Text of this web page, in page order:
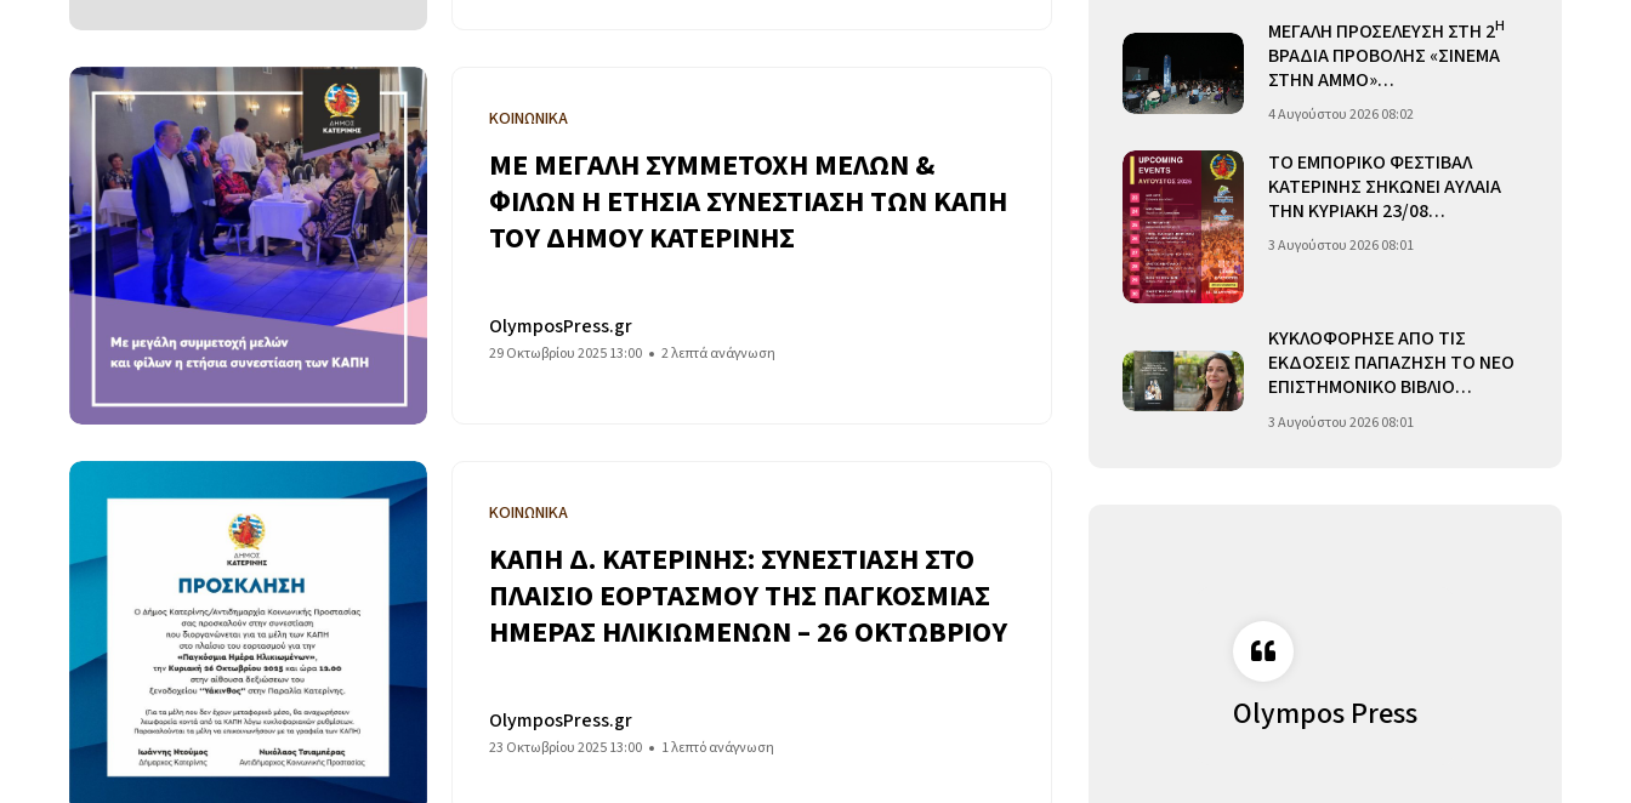
ΚΟΙΝΩΝΙΚΑ
ΜΕ ΜΕΓΑΛΗ ΣΥΜΜΕΤΟΧΗ ΜΕΛΩΝ &
ΦΙΛΩΝ Η ΕΤΗΣΙΑ ΣΥΝΕΣΤΙΑΣΗ ΤΩΝ ΚΑΠΗ
ΤΟΥ ΔΗΜΟΥ ΚΑΤΕΡΙΝΗΣ
OlymposPress.gr
29 Οκτωβρίου 2025 13:00 2 λεπτά ανάγνωση
ΚΟΙΝΩΝΙΚΑ
ΚΑΠΗ Δ. ΚΑΤΕΡΙΝΗΣ: ΣΥΝΕΣΤΙΑΣΗ ΣΤΟ
ΠΛΑΙΣΙΟ ΕΟΡΤΑΣΜΟΥ ΤΗΣ ΠΑΓΚΟΣΜΙΑΣ
ΗΜΕΡΑΣ ΗΛΙΚΙΩΜΕΝΩΝ – 26 ΟΚΤΩΒΡΙΟΥ
OlymposPress.gr
23 Οκτωβρίου 2025 13:00 1 λεπτό ανάγνωση
ΜΕΓΑΛΗ ΠΡΟΣΕΛΕΥΣΗ ΣΤΗ 2Η
ΒΡΑΔΙΑ ΠΡΟΒΟΛΗΣ «ΣΙΝΕΜΑ
ΣΤΗΝ ΑΜΜΟ»…
4 Αυγούστου 2026 08:02
ΤΟ ΕΜΠΟΡΙΚΟ ΦΕΣΤΙΒΑΛ
ΚΑΤΕΡΙΝΗΣ ΣΗΚΩΝΕΙ ΑΥΛΑΙΑ
ΤΗΝ ΚΥΡΙΑΚΗ 23/08…
3 Αυγούστου 2026 08:01
ΚΥΚΛΟΦΟΡΗΣΕ ΑΠΟ ΤΙΣ
ΕΚΔΟΣΕΙΣ ΠΑΠΑΖΗΣΗ ΤΟ ΝΕΟ
ΕΠΙΣΤΗΜΟΝΙΚΟ ΒΙΒΛΙΟ…
3 Αυγούστου 2026 08:01
Olympos Press